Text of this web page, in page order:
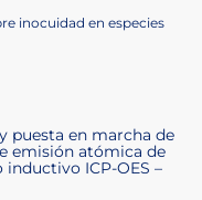
inocuidad en especies
puesta en marcha de
emisión atómica de
ICP-OES –